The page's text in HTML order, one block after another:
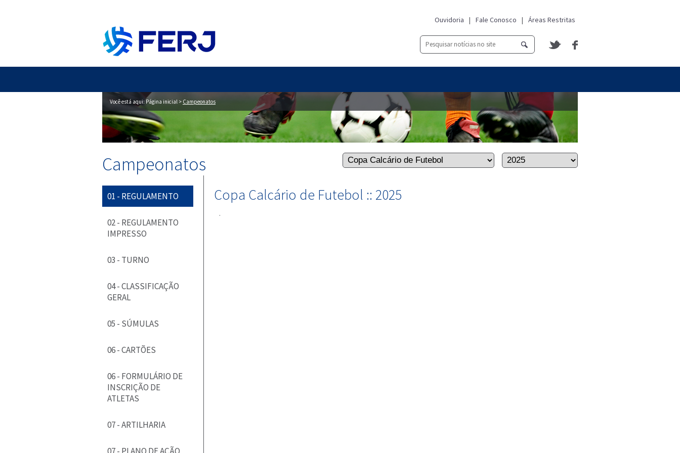
Ouvidoria | Fale Conosco | Áreas Restritas
Você está aqui: Página inicial > Campeonatos
Campeonatos
01 - REGULAMENTO
02 - REGULAMENTO
IMPRESSO
03 - TURNO
04 - CLASSIFICAÇÃO
GERAL
05 - SÚMULAS
06 - CARTÕES
06 - FORMULÁRIO DE
INSCRIÇÃO DE
ATLETAS
07 - ARTILHARIA
Copa Calcário de Futebol :: 2025
.